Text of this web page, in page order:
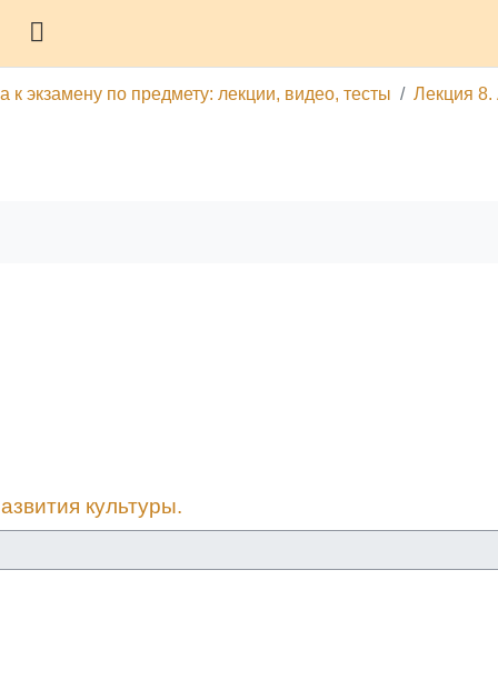
к экзамену по предмету: лекции, видео, тесты Лекция 8.
культуры.